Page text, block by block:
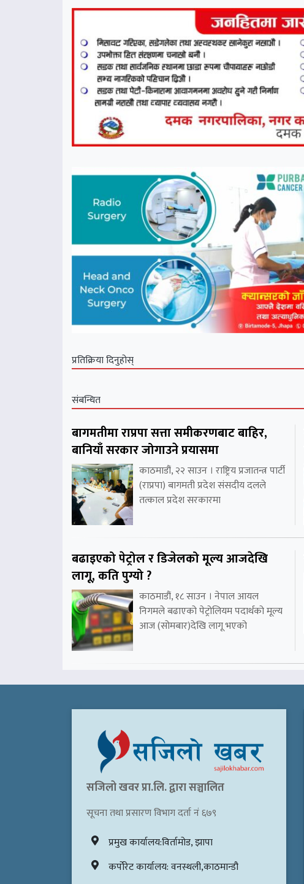
प्रतिक्रिया दिनुहोस्
संबन्धित
बागमतीमा राप्रपा सत्ता समीकरणबाट बाहिर,
बानियाँ सरकार जोगाउने प्रयासमा
काठमाडौं, २२ साउन । राष्ट्रिय प्रजातन्त्र पार्टी
(राप्रपा) बागमती प्रदेश संसदीय दलले
तत्काल प्रदेश सरकारमा
बढाइएको पेट्रोल र डिजेलको मूल्य आजदेखि
लागू, कति पुग्यो ?
काठमाडौं, १८ साउन । नेपाल आयल
निगमले बढाएको पेट्रोलियम पदार्थको मूल्य
आज (सोमबार)देखि लागू भएको
सजिलो खवर प्रा.लि. द्वारा सञ्चालित
सूचना तथा प्रसारण विभाग दर्ता नं ६७९
प्रमुख कार्यालय:विर्तामोड, झापा
कर्पोरेट कार्यालय: वनस्थली,काठमान्डौ